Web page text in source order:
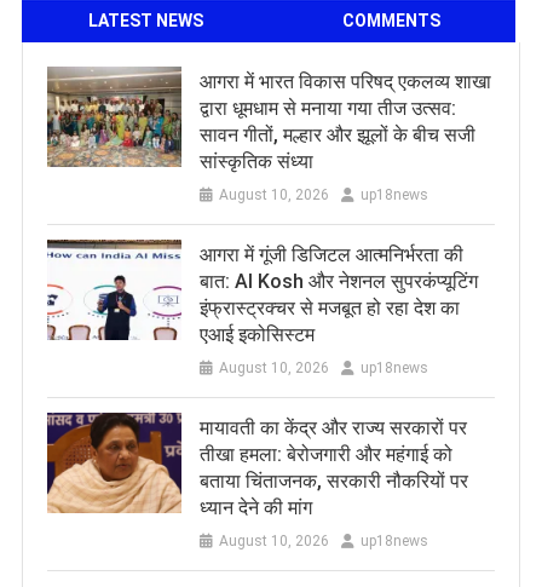
LATEST NEWS COMMENTS
आगरा में भारत विकास परिषद् एकलव्य शाखा
द्वारा धूमधाम से मनाया गया तीज उत्सव:
सावन गीतों, मल्हार और झूलों के बीच सजी
सांस्कृतिक संध्या
August 10, 2026 up18news
​आगरा में गूंजी डिजिटल आत्मनिर्भरता की
बात: AI Kosh और नेशनल सुपरकंप्यूटिंग
इंफ्रास्ट्रक्चर से मजबूत हो रहा देश का
एआई इकोसिस्टम
August 10, 2026 up18news
मायावती का केंद्र और राज्य सरकारों पर
तीखा हमला: बेरोजगारी और महंगाई को
बताया चिंताजनक, सरकारी नौकरियों पर
ध्यान देने की मांग
August 10, 2026 up18news